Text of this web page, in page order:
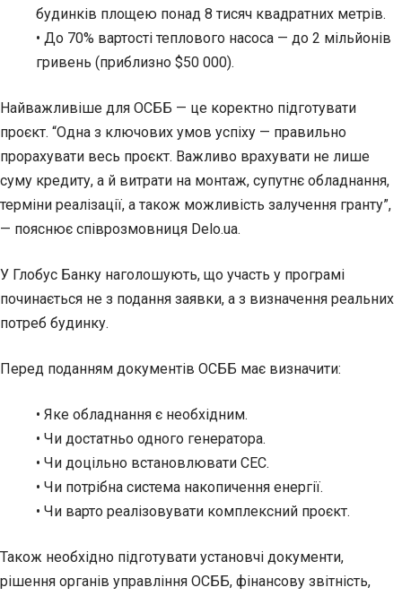
будинків площею понад 8 тисяч квадратних метрів.
• До 70% вартості теплового насоса — до 2 мільйонів
гривень (приблизно $50 000).
Найважливіше для ОСББ — це коректно підготувати
проєкт. “Одна з ключових умов успіху — правильно
прорахувати весь проєкт. Важливо врахувати не лише
суму кредиту, а й витрати на монтаж, супутнє обладнання,
терміни реалізації, а також можливість залучення гранту”,
— пояснює співрозмовниця Delo.ua.
У Глобус Банку наголошують, що участь у програмі
починається не з подання заявки, а з визначення реальних
потреб будинку.
Перед поданням документів ОСББ має визначити:
• Яке обладнання є необхідним.
• Чи достатньо одного генератора.
• Чи доцільно встановлювати СЕС.
• Чи потрібна система накопичення енергії.
• Чи варто реалізовувати комплексний проєкт.
Також необхідно підготувати установчі документи,
рішення органів управління ОСББ, фінансову звітність,